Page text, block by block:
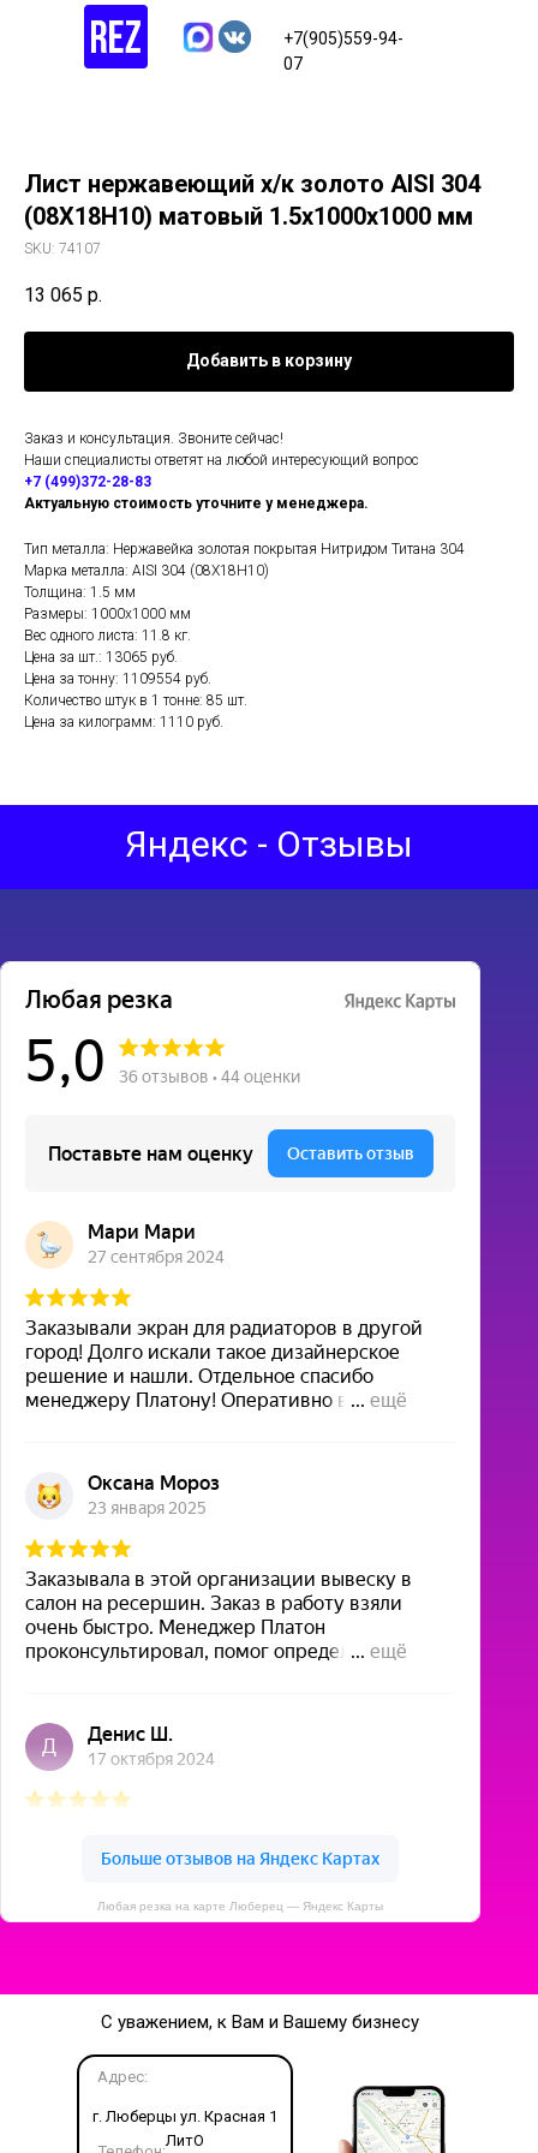
+7(905)559-94-
07
Лист нержавеющий х/к золото AISI 304
(08Х18Н10) матовый 1.5х1000х1000 мм
SKU: 74107
13 065 р.
Добавить в корзину
Заказ и консультация. Звоните сейчас!
Наши специалисты ответят на любой интересующий вопрос
+7 (499)372-28-83
Актуальную стоимость уточните у менеджера.
Тип металла: Нержавейка золотая покрытая Нитридом Титана 304
Марка металла: AISI 304 (08Х18Н10)
Толщина: 1.5 мм
Размеры: 1000х1000 мм
Вес одного листа: 11.8 кг.
Цена за шт.: 13065 руб.
Цена за тонну: 1109554 руб.
Количество штук в 1 тонне: 85 шт.
Цена за килограмм: 1110 руб.
Яндекс - Отзывы
Любая резка на карте Люберец — Яндекс Карты
С уважением, к Вам и Вашему бизнесу
Адрес:
г. Люберцы ул. Красная 1
ЛитО